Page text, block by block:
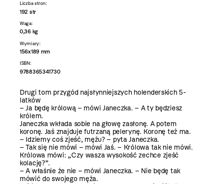
Liczba stron:
192 str
Waga:
0,36 kg
Wymiary:
156x189 mm
ISBN:
9788365341730
Drugi tom przygód najsłynniejszych holenderskich 5-
latków
– Ja będę królową – mówi Janeczka. – A ty będziesz
królem.
Janeczka wkłada sobie na głowę zasłonę. A potem
koronę. Jaś znajduje futrzaną pelerynę. Koronę też ma.
– Idziemy coś zjeść, mężu? – pyta Janeczka.
– Tak się nie mówi – mówi Jaś. – Królowa tak nie mówi.
Królowa mówi: „Czy wasza wysokość zechce zjeść
kolację?”.
– A właśnie że nie – mówi Janeczka. – Nie będę tak
mówić do swojego męża.